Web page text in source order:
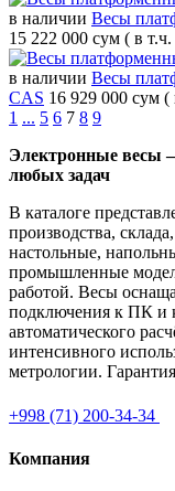
в наличии Весы
15 222 000 сум ( в
в наличии Весы
CAS 16 929 000 сум (
1 ... 5 6 7 8 9
Электронные весы
любых задач
В каталоге
производства,
настольные,
промышленные
работой. Весы
подключения к ПК и
автоматического
интенсивного
метрологии.
+998 (71) 200-34-34
Компания